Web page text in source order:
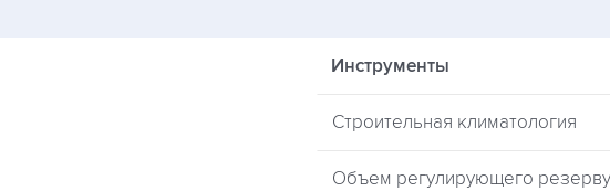
Инструменты
Строительная климатология
Объем регулирующего